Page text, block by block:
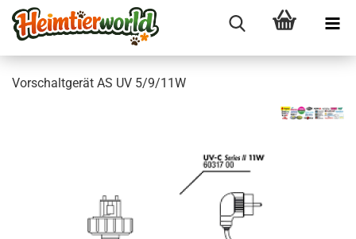
Vor­schalt­ge­rät AS UV 5/9/11W